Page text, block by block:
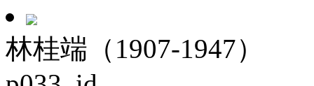
林桂端（1907-1947）